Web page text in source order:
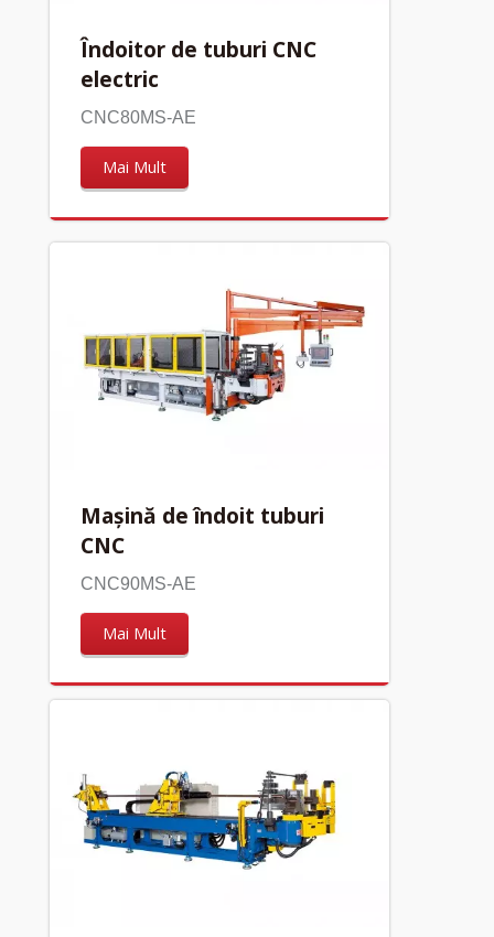
Îndoitor de tuburi CNC
electric
CNC80MS-AE
Mai Mult
Mașină de îndoit tuburi
CNC
CNC90MS-AE
Mai Mult